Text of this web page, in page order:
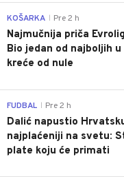
KOŠARKA Pre 2 h
Najmučnija priča
Bio jedan od najboljih u
kreće od nule
FUDBAL Pre 2 h
Dalić napustio
najplaćeniji na svetu:
plate koju će primati